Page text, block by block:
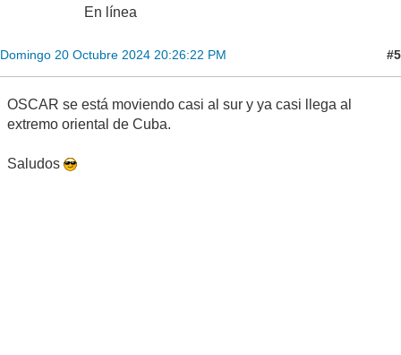
En línea
Domingo 20 Octubre 2024 20:26:22 PM #5
OSCAR se está moviendo casi al sur y ya casi llega al
extremo oriental de Cuba.
Saludos